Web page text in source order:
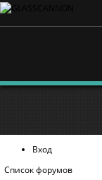
Вход
Список форумов